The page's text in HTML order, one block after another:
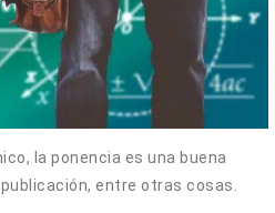
la ponencia es una buena
entre otras cosas.